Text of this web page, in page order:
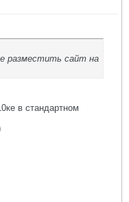
разместить сайт на
в стандартном